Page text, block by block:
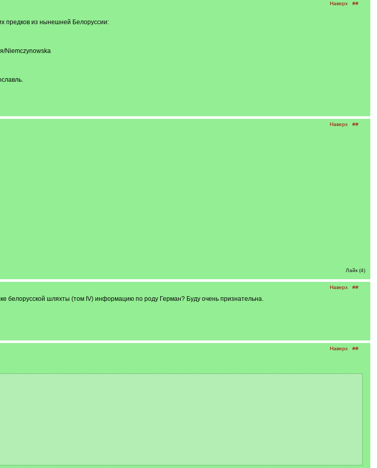
Наверх ##
предков из нынешней Белоруссии:
Niemczynowska
Наверх ##
Лайк (4)
Наверх ##
белорусской шляхты (том IV) информацию по роду Герман? Буду очень признательна.
Наверх ##